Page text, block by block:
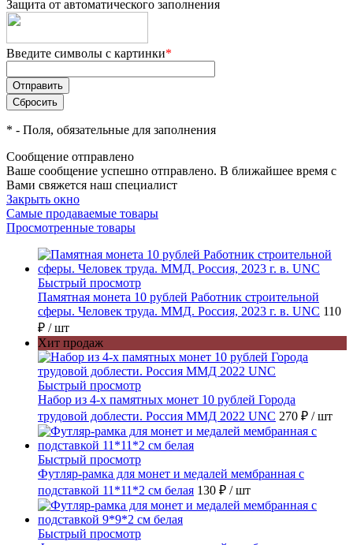
Защита от автоматического заполнения
Введите символы с картинки*
* - Поля, обязательные для заполнения
Сообщение отправлено
Ваше сообщение успешно отправлено. В ближайшее время с
Вами свяжется наш специалист
Закрыть окно
Самые продаваемые товары
Просмотренные товары
Быстрый просмотр
Памятная монета 10 рублей Работник строительной
сферы. Человек труда. ММД. Россия, 2023 г. в. UNC 110
₽ / шт
Хит продаж
Быстрый просмотр
Набор из 4-х памятных монет 10 рублей Города
трудовой доблести. Россия ММД 2022 UNC 270 ₽ / шт
Быстрый просмотр
Футляр-рамка для монет и медалей мембранная с
подставкой 11*11*2 см белая 130 ₽ / шт
Быстрый просмотр